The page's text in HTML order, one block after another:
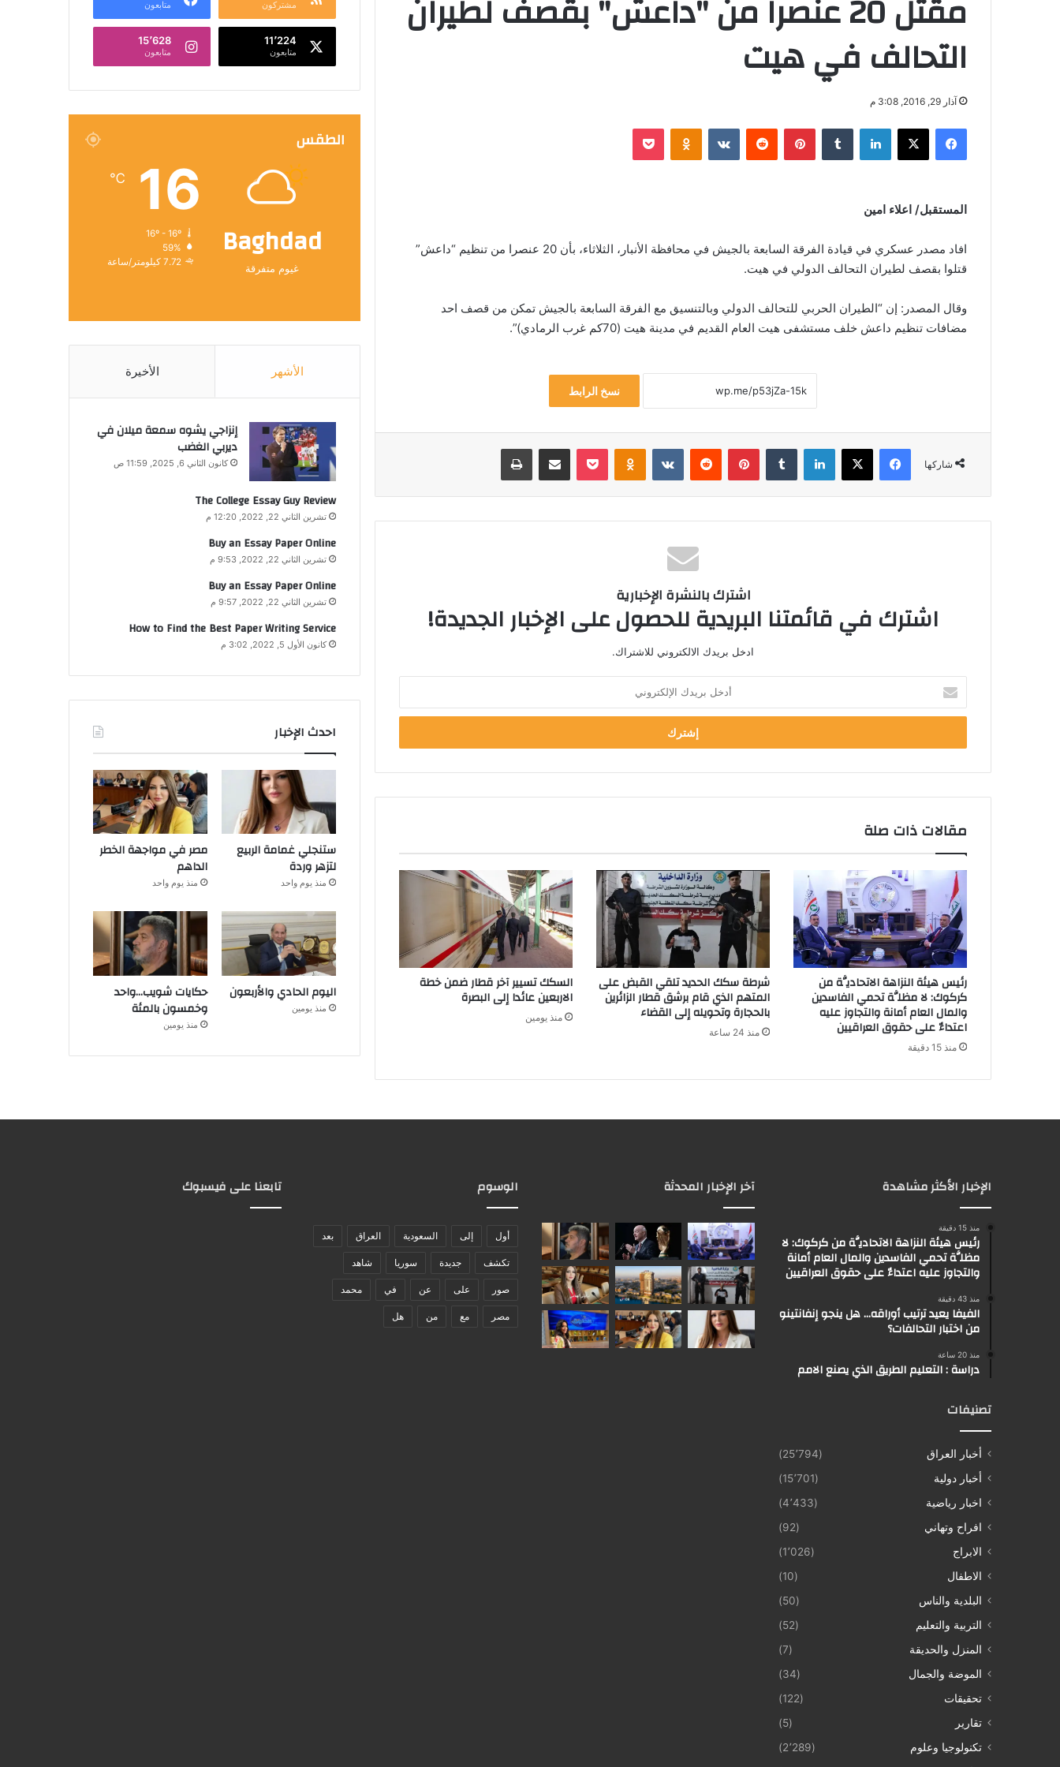
مقتل 20 عنصرا من "داعش" بقصف لطيران
التحالف في هيت
آذار 29, 2016, 3:08 م
فيسبوك لينكدإن بينتيريست
المستقبل/ اعلاء امين
افاد مصدر عسكري في قيادة الفرقة السابعة بالجيش في محافظة الأنبار، الثلاثاء، بأن 20 عنصرا من تنظيم “داعش”
قتلوا بقصف لطيران التحالف الدولي في هيت.
وقال المصدر: إن “الطيران الحربي للتحالف الدولي وبالتنسيق مع الفرقة السابعة بالجيش تمكن من قصف احد
مضافات تنظيم داعش خلف مستشفى هيت العام القديم في مدينة هيت (70كم غرب الرمادي)”.
نسخ الرابط
شاركها
فيسبوك لينكدإن بينتيريست
اشترك بالنشرة الإخبارية
اشترك في قائمتنا البريدية للحصول على الإخبار الجديدة!
ادخل بريدك الالكتروني للاشتراك.
خ
ب
د
ا
ر
و
ن
ي
مقالات ذات صلة
رئيس هيئة النزاهة الاتحاديَّة من
كركوك: لا مظلَّة تحمي الفاسدين
والمال العام أمانة والتجاوز عليه
اعتداءٌ على حقوق العراقيين
منذ 15 دقيقة
شرطة سكك الحديد تلقي القبض على
المتهم الذي قام برشق قطار الزائرين
بالحجارة وتحويله إلى القضاء
منذ 24 ساعة
السكك تسيير آخر قطار ضمن خطة
الاربعين عائدا إلى البصرة
منذ يومين
مشتركون متابعون
11٬224
متابعون
15٬628
متابعون
الطقس
Baghdad
غيوم متفرقة
16
℃
16º - 16º
59%
7.72 كيلومتر/ساعة
الأشهر الأخيرة
إنزاجي يشوه سمعة ميلان في
ديربي الغضب
كانون الثاني 6, 2025, 11:59 ص
The College Essay Guy Review
تشرين الثاني 22, 2022, 12:20 م
Buy an Essay Paper Online
تشرين الثاني 22, 2022, 9:53 م
Buy an Essay Paper Online
تشرين الثاني 22, 2022, 9:57 م
How to Find the Best Paper Writing Service
كانون الأول 5, 2022, 3:02 م
احدث الإخبار
ستنجلي غمامة الربيع
لتزهر وردة
منذ يوم واحد
مصر في مواجهة الخطر
الداهم
منذ يوم واحد
اليوم الحادي والأربعون
منذ يومين
حكايات شويب…واحد
وخمسون بالمئة
منذ يومين
الإخبار الأكثر مشاهدة
منذ 15 دقيقة
رئيس هيئة النزاهة الاتحاديَّة من كركوك: لا
مظلَّة تحمي الفاسدين والمال العام أمانة
والتجاوز عليه اعتداءٌ على حقوق العراقيين
منذ 43 دقيقة
الفيفا يعيد ترتيب أوراقه… هل ينجو إنفانتينو
من اختبار التحالفات؟
منذ 20 ساعة
دراسة : التعليم الطريق الذي يصنع الامم
تصنيفات
أخبار العراق
(25٬794)
أخبار دولية
(15٬701)
اخبار رياضية
(4٬433)
افراح وتهاني
(92)
الابراج
(1٬026)
الاطفال
(10)
البلدية والناس
(50)
التربية والتعليم
(52)
المنزل والحديقة
(7)
الموضة والجمال
(34)
تحقيقات
(122)
تقارير
(5)
تكنولوجيا وعلوم
(2٬289)
آخر الإخبار المحدثة الوسوم
أول إلى السعودية العراق بعد
تكشف جديدة سوريا شاهد
صور على عن في محمد
مصر مع من هل
تابعنا على فيسبوك